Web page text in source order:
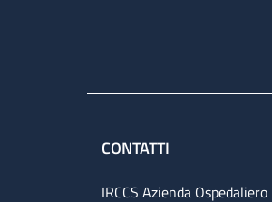
CONTATTI
IRCCS Azienda